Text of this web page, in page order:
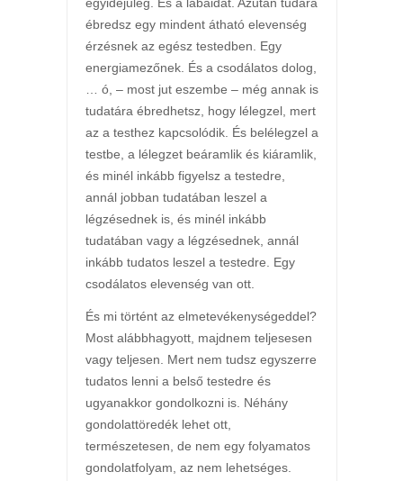
ébredsz egy mindent átható elevenség
érzésnek az egész testedben. Egy
energiamezőnek. És a csodálatos dolog,
… ó, – most jut eszembe – még annak is
tudatára ébredhetsz, hogy lélegzel, mert
az a testhez kapcsolódik. És belélegzel a
testbe, a lélegzet beáramlik és kiáramlik,
és minél inkább figyelsz a testedre,
annál jobban tudatában leszel a
légzésednek is, és minél inkább
tudatában vagy a légzésednek, annál
inkább tudatos leszel a testedre. Egy
csodálatos elevenség van ott.
És mi történt az elmetevékenységeddel?
Most alábbhagyott, majdnem teljesesen
vagy teljesen. Mert nem tudsz egyszerre
tudatos lenni a belső testedre és
ugyanakkor gondolkozni is. Néhány
gondolattöredék lehet ott,
természetesen, de nem egy folyamatos
gondolatfolyam, az nem lehetséges.